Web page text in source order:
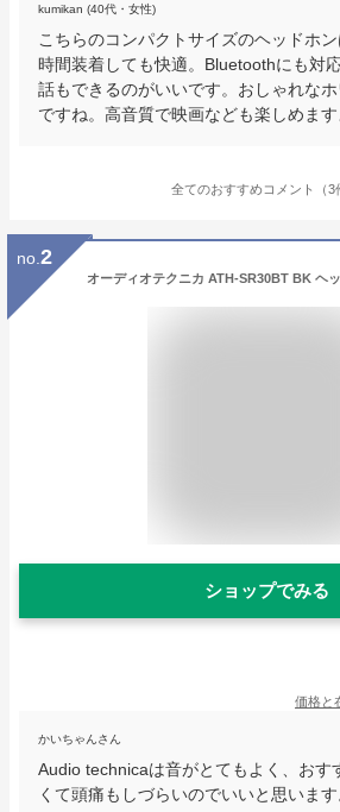
kumikan (40代・女性)
こちらのコンパクトサイズのヘッドホ
時間装着しても快適。Bluetoothにも対
話もできるのがいいです。おしゃれな
ですね。高音質で映画なども楽しめます
全てのおすすめコメント（3
no. 2
ショップでみる
価格と
かいちゃんさん
Audio technicaは音がとてもよく、おす
くて頭痛もしづらいのでいいと思います